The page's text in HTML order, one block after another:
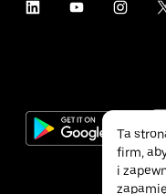
Ta
firm,
i